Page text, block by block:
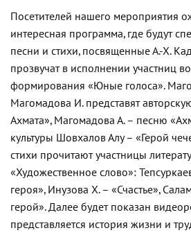
Посетителей нашего мероприятия
интересная программа, где будут
песни и стихи, посвященные А.-Х.
прозвучат в исполнении участниц
формирования «Юные голоса».
Магомадова И. представят
Ахмата», Магомадова А. – песню
культуры Шовхалов Алу – «Герой
стихи прочитают участницы
«Художественное слово»:
героя», Инузова Х. – «Счастье»,
герой». Далее будет показан
представляется история жизни и